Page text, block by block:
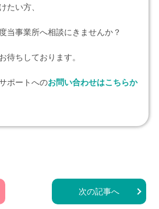
たい方、
当事業所へ相談にきませんか？
待ちしております。
ポートへのお問い合わせはこちらか
次の記事へ